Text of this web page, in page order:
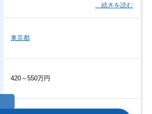
…続きを読む
東京都
420～550万円